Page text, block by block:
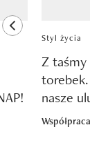
previous element
Styl życia
Z taśmy
nasze